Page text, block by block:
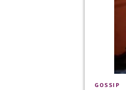
GOSSIP